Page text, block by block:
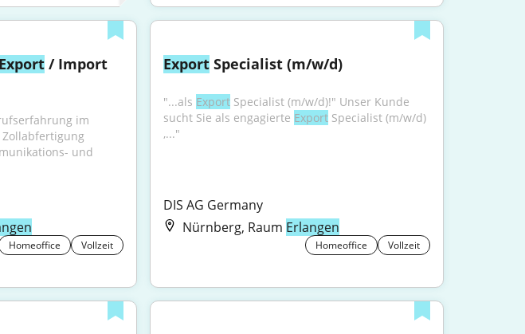
Export / Import
im
Zollabfertigung
und
Homeoffice Vollzeit
Export Specialist (m/w/d)
"...als Export Specialist (m/w/d)!" Unser Kunde
sucht Sie als engagierte Export Specialist (m/w/d)
,..."
DIS AG Germany
Nürnberg, Raum Erlangen
Homeoffice Vollzeit